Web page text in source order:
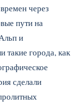
через
пути на
и
города, как
сделали